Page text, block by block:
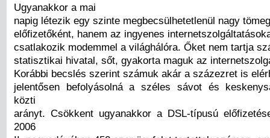
Ugyanakkor a mai
napig létezik egy szinte megbecsülhetetlenül nagy
előfizetőként, hanem az ingyenes
csatlakozik modemmel a világhálóra. Őket nem tartja
statisztikai hivatal, sőt, gyakorta maguk az
Korábbi becslés szerint számuk akár a százezret is
jelentősen befolyásolná a széles sávot és
közti
arányt. Csökkent ugyanakkor a DSL-típusú
2006